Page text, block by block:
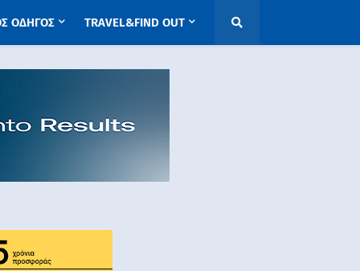
ΟΔΗΓΟΣ TRAVEL&FIND OUT